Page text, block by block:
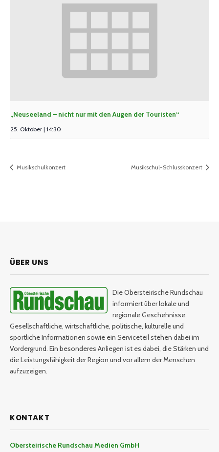
„Neuseeland – nicht nur mit den Augen der Touristen“
25. Oktober | 14:30
Musikschulkonzert Musikschul-Schlusskonzert
ÜBER UNS
Die Obersteirische Rundschau
informiert über lokale und
regionale Geschehnisse.
Gesellschaftliche, wirtschaftliche, politische, kulturelle und
sportliche Informationen sowie ein Serviceteil stehen dabei im
Vordergrund. Ein besonderes Anliegen ist es dabei, die Stärken und
die Leistungsfähigkeit der Region und vor allem der Menschen
aufzuzeigen.
KONTAKT
Obersteirische Rundschau Medien GmbH